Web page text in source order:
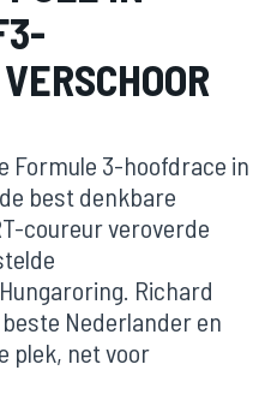
Formule 3-hoofdrace in
best denkbare
coureur veroverde
Richard
Nederlander en
plek, net voor